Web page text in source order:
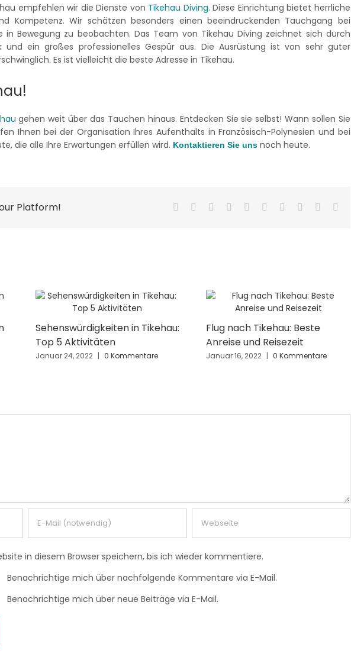
empfehlen wir die Dienste von Tikehau Diving. Diese Einrichtung bietet herrliche
Kompetenz. Wir schätzen besonders einen beeindruckenden Tauchgang bei
in Bewegung zu beobachten. Das Team von Tikehau Diving zeichnet sich durch
und ein großes professionelles Gespür aus. Die Ausrüstung ist von sehr guter
Es ist vielleicht die beste Adresse in Tikehau.
gehen weit über das Tauchen hinaus. Entdecken Sie sie selbst! Wann sollen Sie
Ihnen bei der Organisation Ihres Aufenthalts in Französisch-Polynesien und bei
die alle Ihre Erwartungen erfüllen wird. Kontaktieren Sie uns noch heute.
Platform! Facebook Reddit LinkedInWhatsApp
TumblrPinterest Xing
Sehenswürdigkeiten in Tikehau:
Top 5 Aktivitäten
Januar 24, 2022 | 0 Kommentare
Flug nach Tikehau: Beste
Anreise und Reisezeit
Januar 16, 2022 | 0 Kommentare
in diesem Browser speichern, bis ich wieder kommentiere.
Benachrichtige mich über nachfolgende Kommentare via E-Mail.
Benachrichtige mich über neue Beiträge via E-Mail.